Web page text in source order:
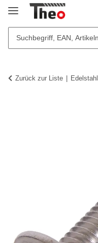
Zurück zur Liste